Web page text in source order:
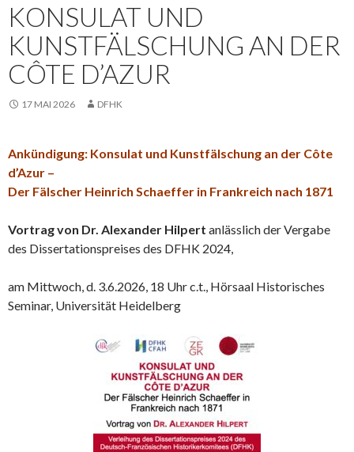
KONSULAT UND
KUNSTFÄLSCHUNG AN DER
CÔTE D’AZUR
17 MAI 2026 DFHK
Ankündigung: Konsulat und Kunstfälschung an der Côte
d’Azur –
Der Fälscher Heinrich Schaeffer in Frankreich nach 1871
Vortrag von Dr. Alexander Hilpert anlässlich der Vergabe
des Dissertationspreises des DFHK 2024,
am Mittwoch, d. 3.6.2026, 18 Uhr c.t., Hörsaal Historisches
Seminar, Universität Heidelberg